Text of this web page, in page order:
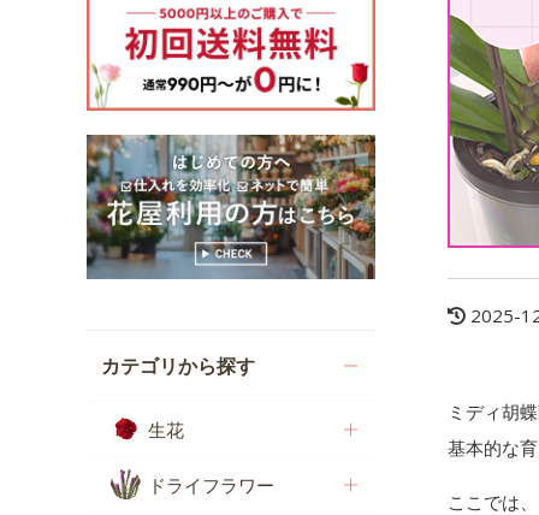
カテゴリから探す
生花
ドライフラワー
2025-
ミディ胡
基本的な
ここでは